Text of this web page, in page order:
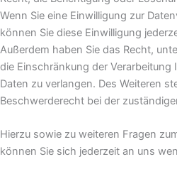
Wenn Sie eine Einwilligung zur
können Sie diese Einwilligung
Außerdem haben Sie das Recht,
die Einschränkung der
Daten zu verlangen. Des Weiteren
Beschwerderecht bei der
Hierzu sowie zu weiteren Fragen
können Sie sich jederzeit an uns